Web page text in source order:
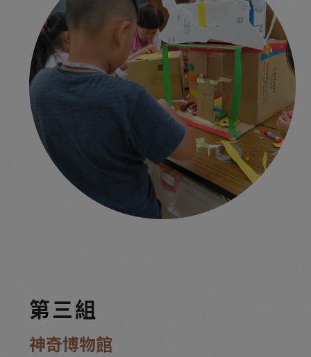
第三組
神奇博物館